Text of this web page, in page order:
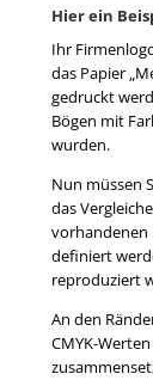
Hier ein
Ihr
das Papier
gedruckt
Bögen mit
wurden.
Nun müssen
das
vorhandenen
definiert
reproduziert
An den
CMYK-